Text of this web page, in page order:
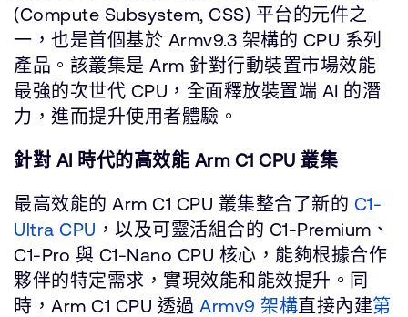
(Compute Subsystem, CSS) 平台的元件之
一，也是首個基於 Armv9.3 架構的 CPU 系列
產品。該叢集是 Arm 針對行動裝置市場效能
最強的次世代 CPU，全面釋放裝置端 AI 的潛
力，進而提升使用者體驗。
針對 AI 時代的高效能 Arm C1 CPU 叢集
最高效能的 Arm C1 CPU 叢集整合了新的 C1-
Ultra CPU ，以及可靈活組合的 C1-Premium、
C1-Pro 與 C1-Nano CPU 核心，能夠根據合作
夥伴的特定需求，實現效能和能效提升。同
時，Arm C1 CPU 透過 Armv9 架構直接內建第